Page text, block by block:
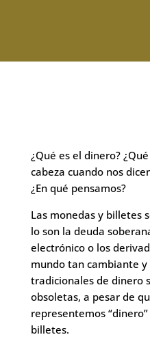
¿Qué es el dinero?
cabeza cuando nos
¿En qué pensamos?
Las monedas y billetes
lo son la deuda
electrónico o los
mundo tan cambiante
tradicionales de dinero
obsoletas, a pesar de
representemos
billetes.